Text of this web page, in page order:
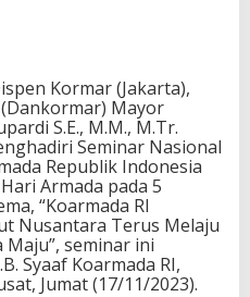
Kormar (Jakarta),
Mayor
S.E., M.M., M.Tr.
Seminar Nasional
Republik Indonesia
Armada pada 5
“Koarmada RI
Nusantara Terus Melaju
seminar ini
Syaaf Koarmada RI,
Jumat (17/11/2023).